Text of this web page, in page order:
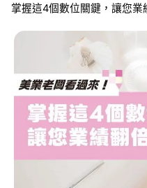
掌握這4個數位關鍵，讓您業